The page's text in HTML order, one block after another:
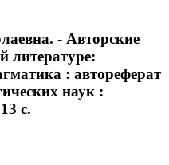
- Авторские
литературе:
: автореферат
наук :
с.